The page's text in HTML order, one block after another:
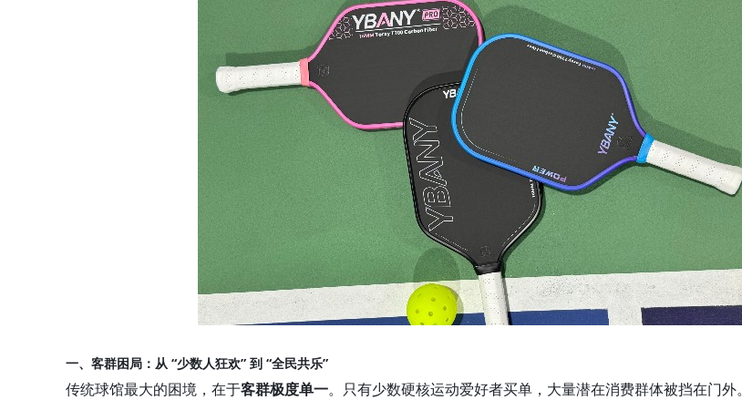
一、客群困局：从 “少数人狂欢” 到 “全民共乐”
传统球馆最大的困境，在于客群极度单一。只有少数硬核运动爱好者买单，大量潜在消费群体被挡在门外。